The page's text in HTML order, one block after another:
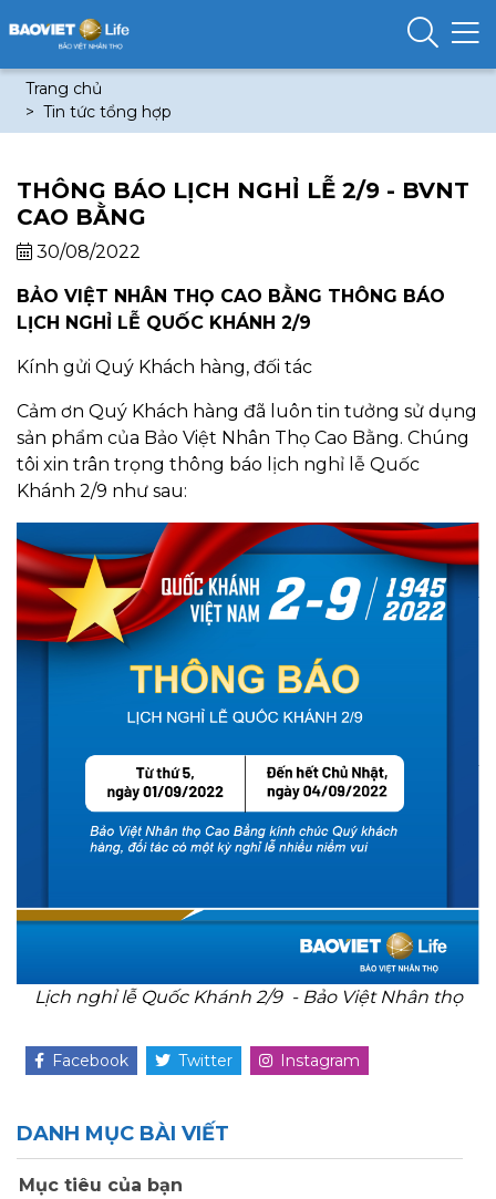
Trang chủ
Tin tức tổng hợp
THÔNG BÁO LỊCH NGHỈ LỄ 2/9 - BVNT
CAO BẰNG
30/08/2022
BẢO VIỆT NHÂN THỌ CAO BẰNG THÔNG BÁO
LỊCH NGHỈ LỄ QUỐC KHÁNH 2/9
Kính gửi Quý Khách hàng, đối tác
Cảm ơn Quý Khách hàng đã luôn tin tưởng sử dụng
sản phẩm của Bảo Việt Nhân Thọ Cao Bằng. Chúng
tôi xin trân trọng thông báo lịch nghỉ lễ Quốc
Khánh 2/9 như sau:
Lịch nghỉ lễ Quốc Khánh 2/9 - Bảo Việt Nhân thọ
Facebook Twitter Instagram
DANH MỤC BÀI VIẾT
Mục tiêu của bạn